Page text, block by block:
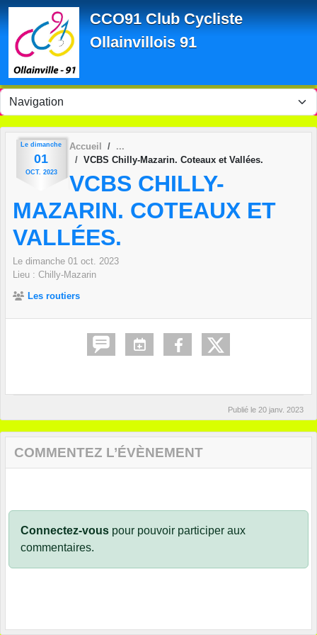
CCO91 Club Cycliste
Ollainvillois 91
Le dimanche
01
OCT. 2023
Accueil
VCBS Chilly-Mazarin. Coteaux et Vallées.
VCBS CHILLY-
MAZARIN. COTEAUX ET
VALLÉES.
Le dimanche 01 oct. 2023
Lieu : Chilly-Mazarin
Les routiers
Publié le 20 janv. 2023
COMMENTEZ L’ÉVÈNEMENT
Connectez-vous pour pouvoir participer aux
commentaires.
Panneau de gestion des cookies